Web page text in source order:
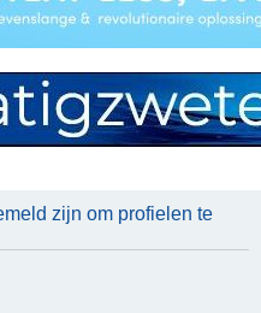
zijn om profielen te